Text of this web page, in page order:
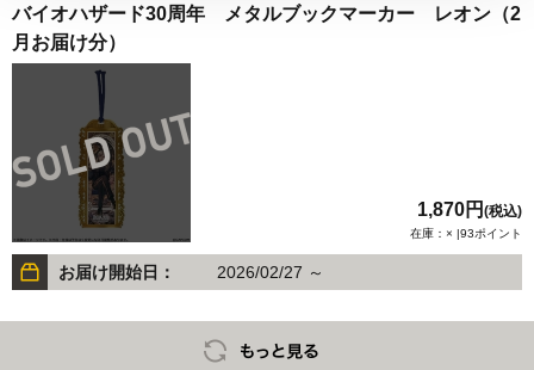
バイオハザード30周年 メタルブックマーカー レオン（2
月お届け分）
1,870円 (税込)
在庫：× |93ポイント
お届け開始日： 2026/02/27 ～